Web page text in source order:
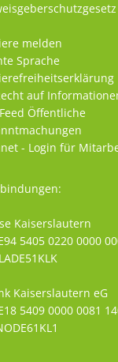
melden
Sprache
auf
Feed Öffentliche
- Login für
Kaiserslautern
5405 0220 0000
Kaiserslautern eG
5409 0000 0081